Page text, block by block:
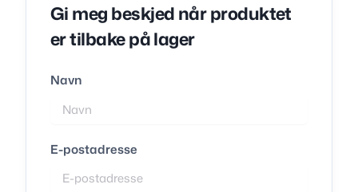
Gi meg beskjed når produktet
er tilbake på lager
Navn
E-postadresse